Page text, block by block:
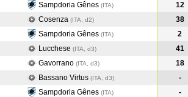
Sampdoria Gênes (ITA)
12
Cosenza (ITA, d2)
38
Sampdoria Gênes (ITA)
2
Lucchese (ITA, d3)
41
Gavorrano (ITA, d3)
18
Bassano Virtus (ITA, d3)
-
Sampdoria Gênes (ITA)
-